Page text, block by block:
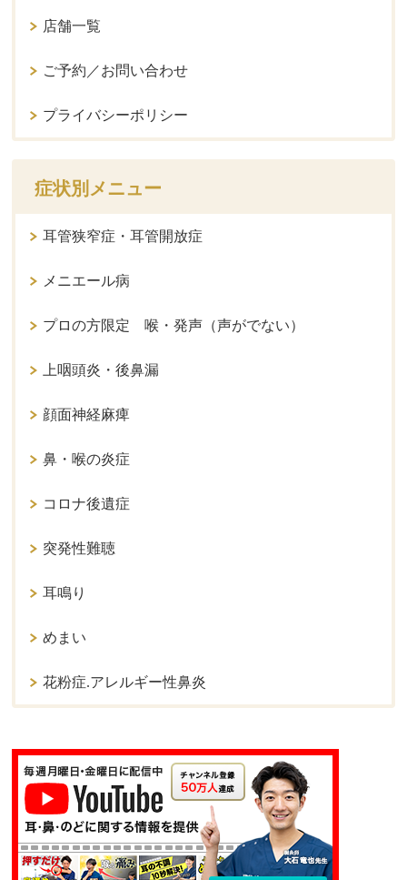
店舗一覧
ご予約／お問い合わせ
プライバシーポリシー
症状別メニュー
耳管狭窄症・耳管開放症
メニエール病
プロの方限定 喉・発声（声がでない）
上咽頭炎・後鼻漏
顔面神経麻痺
鼻・喉の炎症
コロナ後遺症
突発性難聴
耳鳴り
めまい
花粉症.アレルギー性鼻炎